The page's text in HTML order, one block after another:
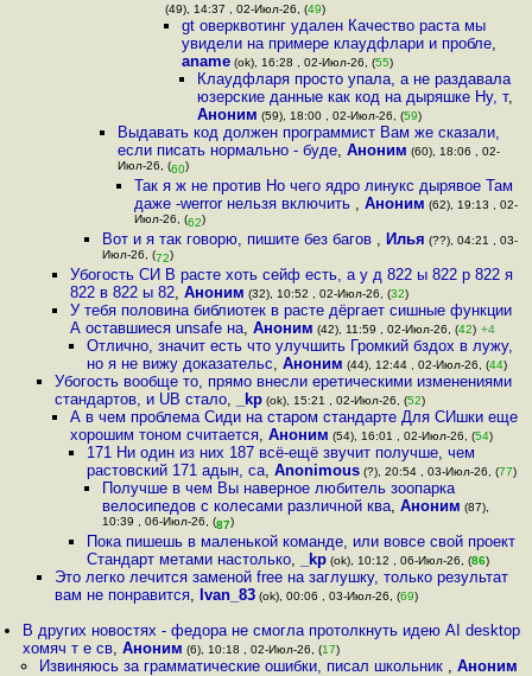
(49), 14:37 , 02-Июл-26, (49)
gt оверквотинг удален Качество раста мы
увидели на примере клаудфлари и пробле,
aname(ok), 16:28 , 02-Июл-26, (55)
Клаудфларя просто упала, а не раздавала
юзерские данные как код на дыряшке Ну, т,
Аноним (59), 18:00 , 02-Июл-26, (59)
Выдавать код должен программист Вам же сказали,
если писать нормально - буде,Аноним (60), 18:06 , 02-
Июл-26, (60)
Так я ж не против Но чего ядро линукс дырявое Там
даже -werror нельзя включить , Аноним (62), 19:13 , 02-
Июл-26, (62)
Вот и я так говорю, пишите без багов , Илья (??), 04:21 , 03-
Июл-26, (72)
Убогость СИ В расте хоть сейф есть, а у д 822 ы 822 р 822 я
822 в 822 ы 82,Аноним (32), 10:52 , 02-Июл-26, (32)
У тебя половина библиотек в расте дёргает сишные функции
А оставшиеся unsafe на,Аноним (42), 11:59 , 02-Июл-26, (42) +4
Отлично, значит есть что улучшить Громкий бздох в лужу,
но я не вижу доказательс, Аноним (44), 12:44 , 02-Июл-26, (44)
Убогость вообще то, прямо внесли еретическими изменениями
стандартов, и UB стало, _kp(ok), 15:21 , 02-Июл-26, (52)
А в чем проблема Сиди на старом стандарте Для СИшки еще
хорошим тоном считается,Аноним (54), 16:01 , 02-Июл-26, (54)
171 Ни один из них 187 всё-ещё звучит получше, чем
растовский 171 адын, са, Anonimous(?), 20:54 , 03-Июл-26, (77)
Получше в чем Вы наверное любитель зоопарка
велосипедов с колесами различной ква, Аноним (87),
10:39 , 06-Июл-26, (87)
Пока пишешь в маленькой команде, или вовсе свой проект
Стандарт метами настолько, _kp(ok), 10:12 , 06-Июл-26, (86)
Это легко лечится заменой free на заглушку, только результат
вам не понравится, Ivan_83(ok), 00:06 , 03-Июл-26, (69)
В других новостях - федора не смогла протолкнуть идею AI desktop
хомяч т е св,Аноним (6), 10:18 , 02-Июл-26, (17)
Извиняюсь за грамматические ошибки, писал школьник , Аноним